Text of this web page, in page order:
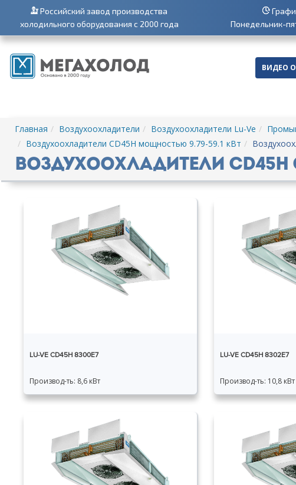
Российский завод производства
холодильного оборудования с 2000 года
Понедельник-
ВИДЕО
Главная Воздухоохладители Воздухоохладители Lu-Ve
Воздухоохладители CD45H мощностью 9.79-59.1 кВт
Воздухоохладители
LU-VE CD45H 8300E7
Производ-ть: 8,6 кВт
LU-VE CD45H 8302E7
Производ-ть: 10,8 кВт